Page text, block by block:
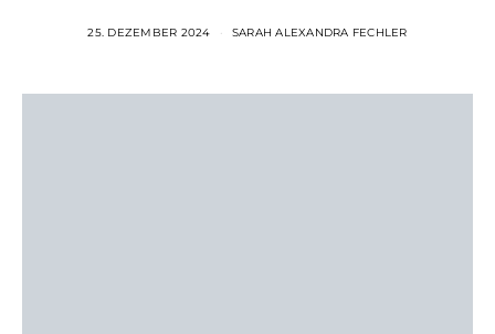
25. DEZEMBER 2024 SARAH ALEXANDRA FECHLER